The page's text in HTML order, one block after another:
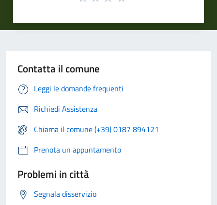
Contatta il comune
Leggi le domande frequenti
Richiedi Assistenza
Chiama il comune (+39) 0187 894121
Prenota un appuntamento
Problemi in città
Segnala disservizio